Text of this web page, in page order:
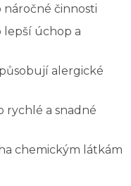
činnosti
lepší úchop a
alergické
rychlé a snadné
chemickým látkám